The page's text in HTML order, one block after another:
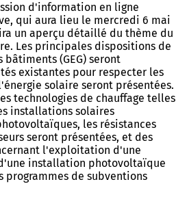
d'information en ligne
qui aura lieu le mercredi 6 mai
un aperçu détaillé du thème du
Les principales dispositions de
(GEG) seront
existantes pour respecter les
solaire seront présentées.
technologies de chauffage telles
installations solaires
les résistances
seront présentées, et des
l'exploitation d'une
installation photovoltaïque
programmes de subventions